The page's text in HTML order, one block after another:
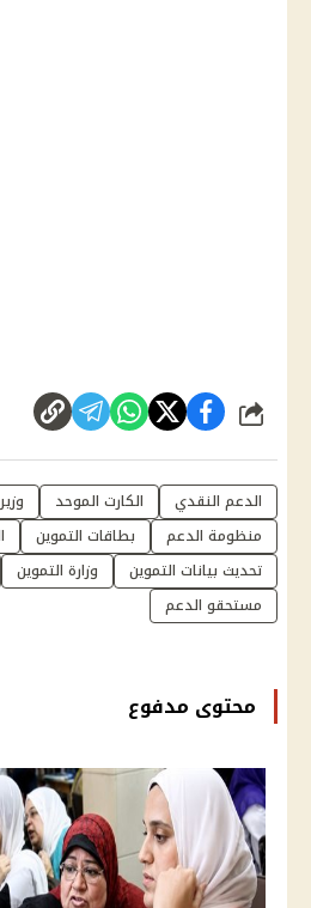
شارك
الدعم النقدي الكارت الموحد
منظومة الدعم
بطاقات التموين
تحديث بيانات التموين
وزارة التموين
مستحقو الدعم
محتوى مدفوع